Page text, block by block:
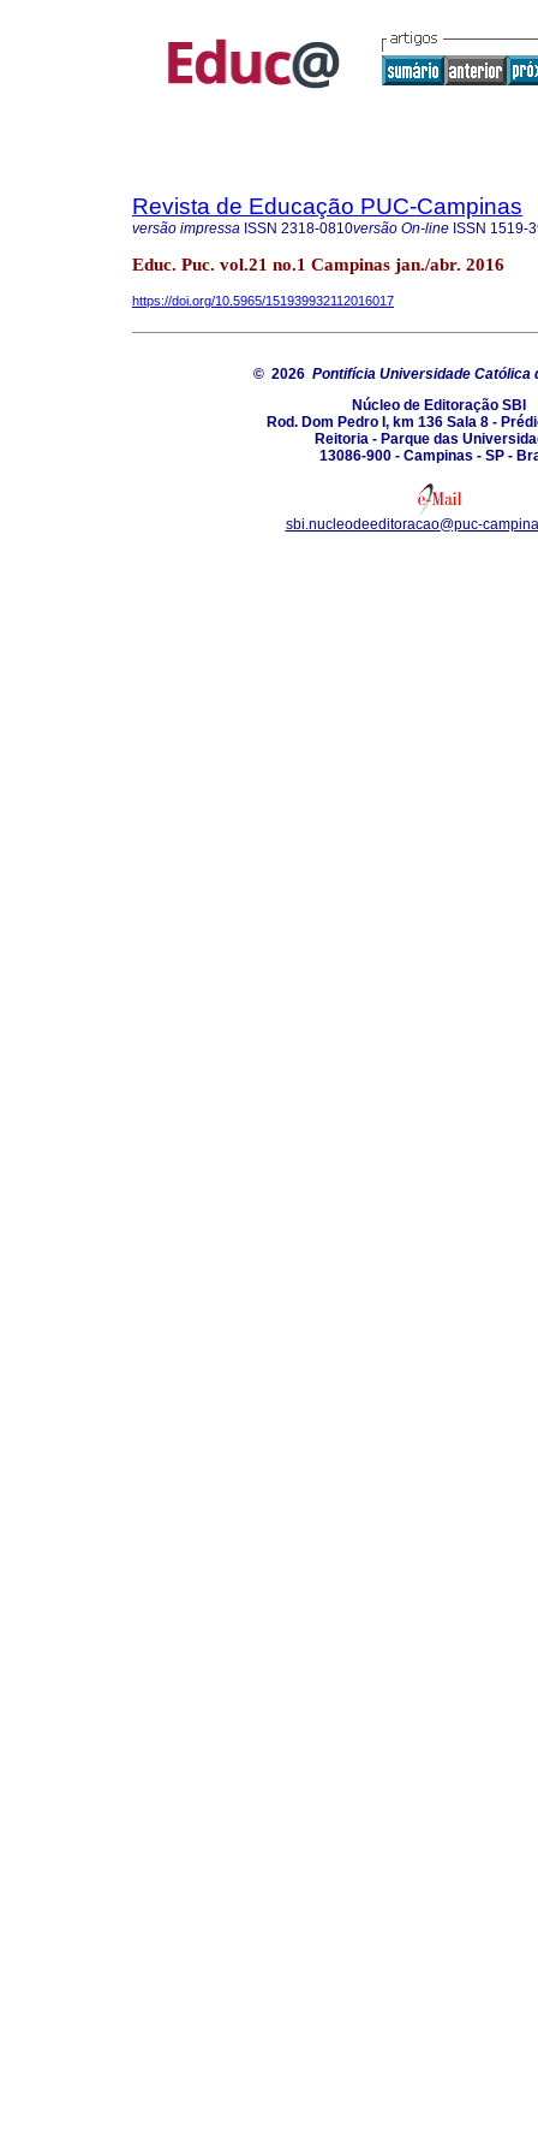
Revista de Educação PUC-Campinas
versão impressa ISSN 2318-0810versão On-line ISSN 1519-
Educ. Puc. vol.21 no.1 Campinas jan./abr. 2016
https://doi.org/10.5965/151939932112016017
© 2026 Pontifícia Universidade Católica
Núcleo de Editoração SBI
Rod. Dom Pedro I, km 136 Sala 8 -
Reitoria - Parque das
13086-900 - Campinas - SP -
sbi.nucleodeeditoracao@puc-